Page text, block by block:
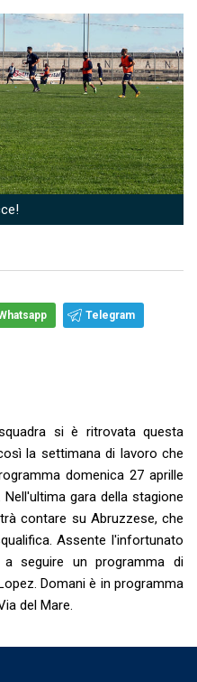
Telegram
si è ritrovata questa
la settimana di lavoro che
domenica 27 aprille
gara della stagione
contare su Abruzzese, che
Assente l'infortunato
a seguire un programma di
Domani è in programma
del Mare.